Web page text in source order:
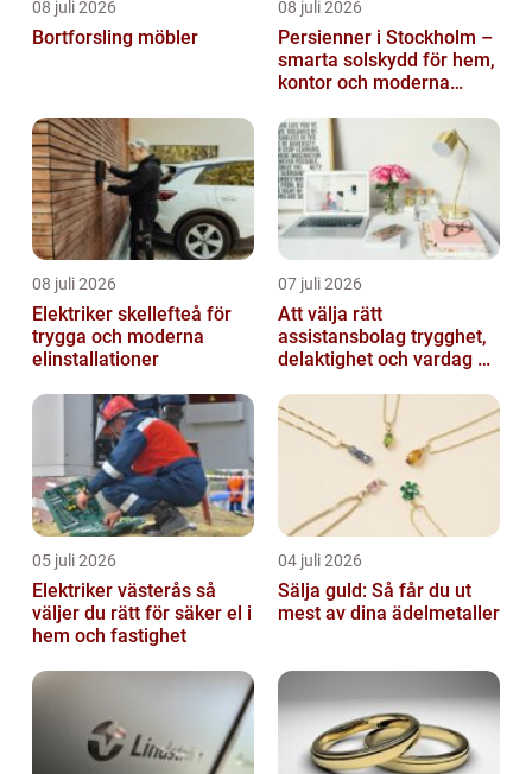
08 juli 2026
Bortforsling möbler
08 juli 2026
Persienner i Stockholm –
smarta solskydd för hem,
kontor och moderna
08 juli 2026
Elektriker skellefteå för
trygga och moderna
elinstallationer
07 juli 2026
Att välja rätt
assistansbolag trygghet,
delaktighet och vardag på
05 juli 2026
Elektriker västerås så
väljer du rätt för säker el i
hem och fastighet
04 juli 2026
Sälja guld: Så får du ut
mest av dina ädelmetaller